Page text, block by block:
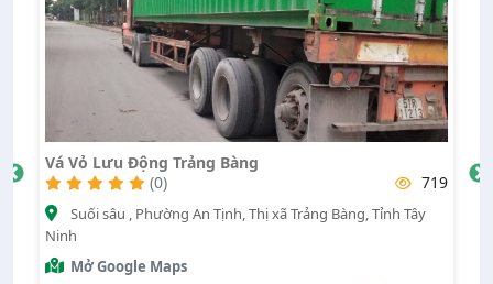
Vá Vỏ Lưu Động Trảng Bàng
(0)
719
Suối sâu , Phường An Tịnh, Thị xã Trảng Bàng, Tỉnh Tây
Ninh
Mở Google Maps